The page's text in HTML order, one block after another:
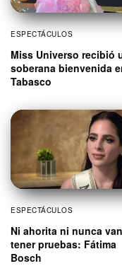
ESPECTÁCULOS
Miss Universo recibió
soberana bienvenida
Tabasco
ESPECTÁCULOS
Ni ahorita ni nunca
tener pruebas: Fátima
Bosch